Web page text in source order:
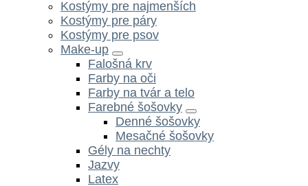
Kostýmy pre najmenších
Kostýmy pre páry
Kostýmy pre psov
Make-up
Falošná krv
Farby na oči
Farby na tvár a telo
Farebné šošovky
Denné šošovky
Mesačné šošovky
Gély na nechty
Jazvy
Latex